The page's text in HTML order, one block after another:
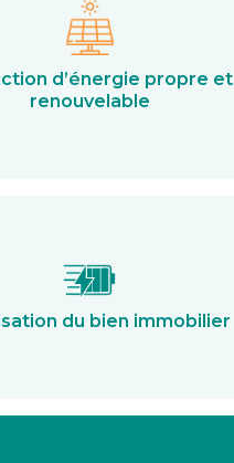
d’énergie propre et
renouvelable
du bien immobilier